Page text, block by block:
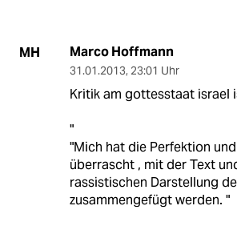
MH Marco Hoffmann
31.01.2013, 23:01 Uhr
Kritik am gottesstaat israel
"
"Mich hat die Perfektion
überrascht , mit der Text
rassistischen Darstellung
zusammengefügt werden. "